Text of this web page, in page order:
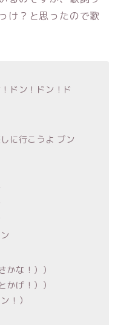
け？と思ったので歌
ドン！ドン！ド
に行こうよ ブン
な！））
かげ！））
！）